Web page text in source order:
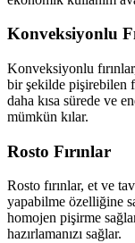
Konveksiyonlu
Konveksiyonlu
bir şekilde pişirebilen
daha kısa sürede ve
mümkün kılar.
Rosto Fırınlar
Rosto fırınlar, et ve
yapabilme özelliğine
homojen pişirme
hazırlamanızı sağlar.